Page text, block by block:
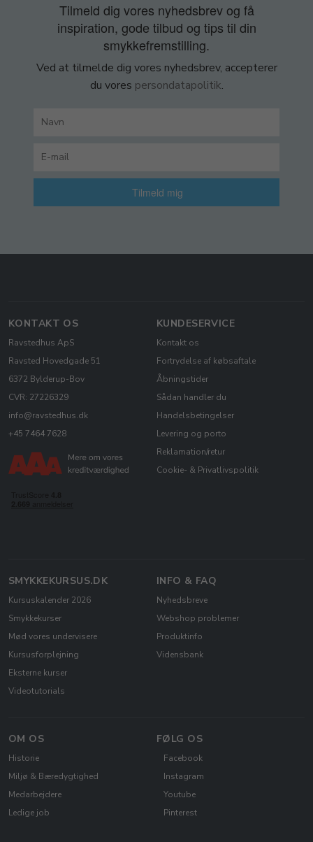
Tilmeld dig vores nyhedsbrev og få
inspiration, gode tilbud og tips til din
smykkefremstilling.
Ved at tilmelde dig vores nyhedsbrev, accepterer
du vores persondatapolitik.
Tilmeld mig
KONTAKT OS
Ravstedhus ApS
Ravsted Hovedgade 51
6372 Bylderup-Bov
CVR: 27226329
info@ravstedhus.dk
+45 7464 7628
KUNDESERVICE
Kontakt os
Fortrydelse af købsaftale
Åbningstider
Sådan handler du
Handelsbetingelser
Levering og porto
Reklamation/retur
Cookie- & Privatlivspolitik
SMYKKEKURSUS.DK
Kursuskalender 2026
Smykkekurser
Mød vores undervisere
Kursusforplejning
Eksterne kurser
Videotutorials
INFO & FAQ
Nyhedsbreve
Webshop problemer
Produktinfo
Vidensbank
OM OS
Historie
Miljø & Bæredygtighed
Medarbejdere
Ledige job
FØLG OS
Facebook
Instagram
Youtube
Pinterest